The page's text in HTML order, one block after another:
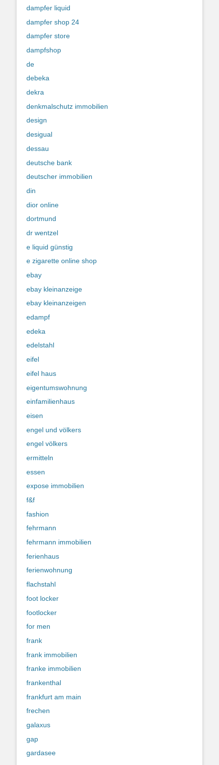
dampfer liquid
dampfer shop 24
dampfer store
dampfshop
de
debeka
dekra
denkmalschutz immobilien
design
desigual
dessau
deutsche bank
deutscher immobilien
din
dior online
dortmund
dr wentzel
e liquid günstig
e zigarette online shop
ebay
ebay kleinanzeige
ebay kleinanzeigen
edampf
edeka
edelstahl
eifel
eifel haus
eigentumswohnung
einfamilienhaus
eisen
engel und völkers
engel völkers
ermitteln
essen
expose immobilien
f&f
fashion
fehrmann
fehrmann immobilien
ferienhaus
ferienwohnung
flachstahl
foot locker
footlocker
for men
frank
frank immobilien
franke immobilien
frankenthal
frankfurt am main
frechen
galaxus
gap
gardasee